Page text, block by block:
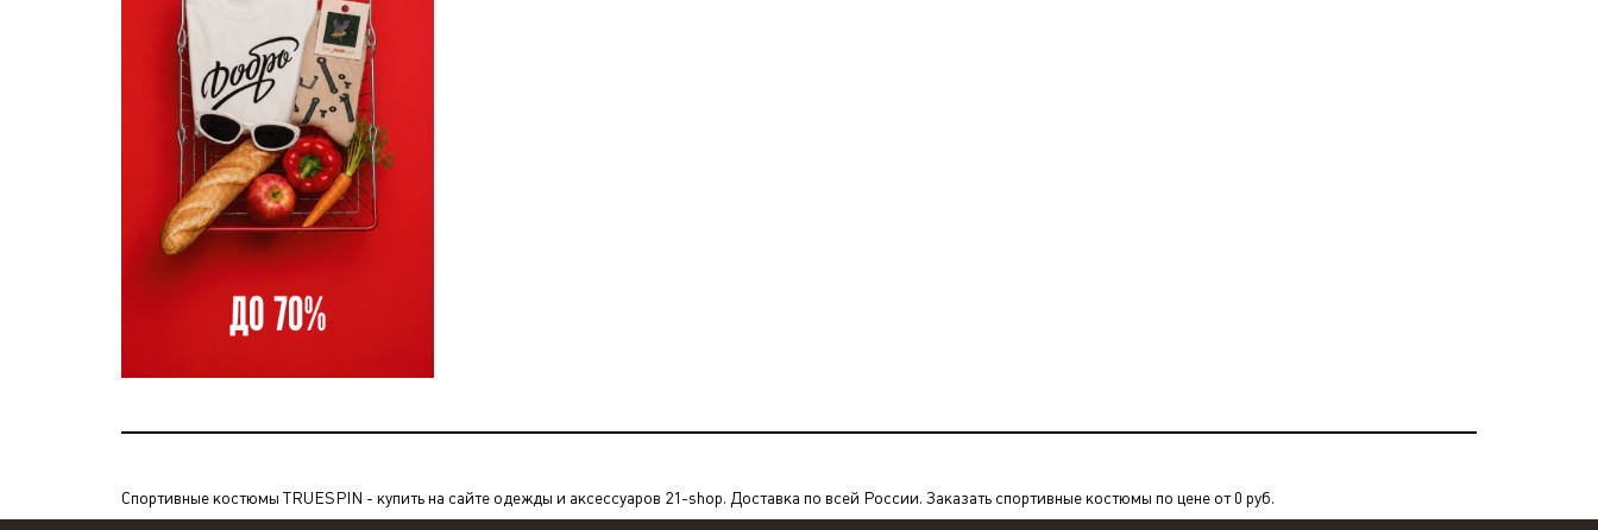
Спортивные костюмы TRUESPIN - купить на сайте одежды и аксессуаров 21-shop. Доставка по всей России. Заказать спортивные костюмы по цене от 0 руб.